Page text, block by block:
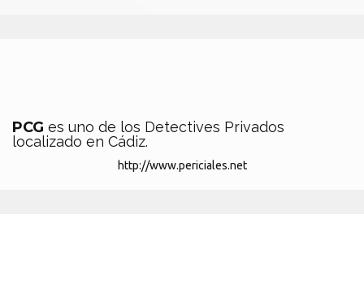
PCG es uno de los Detectives Privados
localizado en Cádiz.
http://www.periciales.net